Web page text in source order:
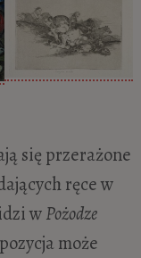
się przerażone
ręce w
wPożodze
może